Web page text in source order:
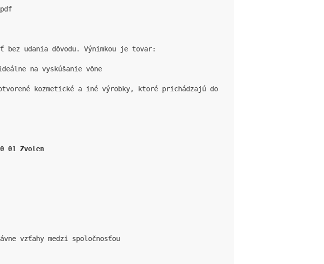
bez udania dôvodu. Výnimkou je tovar:
na vyskúšanie vône
kozmetické a iné výrobky, ktoré prichádzajú do
01 Zvolen
vzťahy medzi spoločnosťou